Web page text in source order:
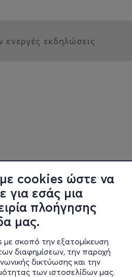
cookies ώστε να
για εσάς μια
πλοήγησης
μας.
σκοπό την εξατομίκευση
διαφημίσεων, την παροχή
δικτύωσης και την
των ιστοσελίδων μας.
ενεργές εκδηλώσεις